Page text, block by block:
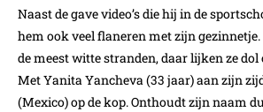
Naast de gave video’s die hij in de
hem ook veel flaneren met zijn gezinnetje.
de meest witte stranden, daar lijken ze dol
Met Yanita Yancheva (33 jaar) aan zijn
(Mexico) op de kop. Onthoudt zijn naam